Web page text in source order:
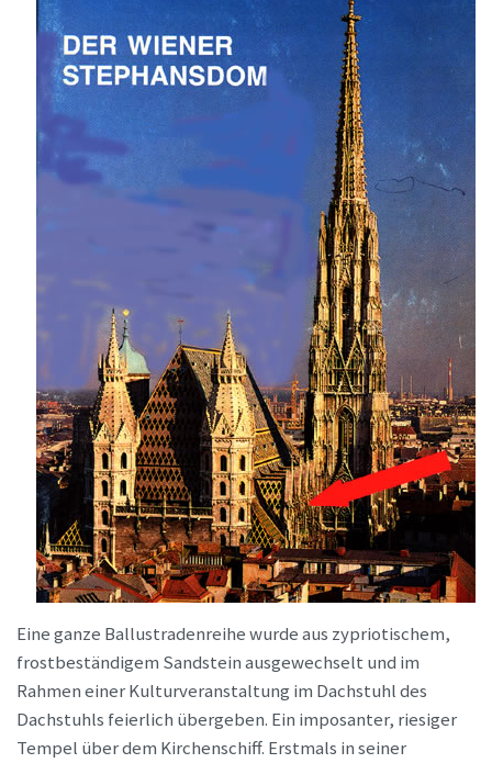
Eine ganze Ballustradenreihe wurde aus zypriotischem,
frostbeständigem Sandstein ausgewechselt und im
Rahmen einer Kulturveranstaltung im Dachstuhl des
Dachstuhls feierlich übergeben. Ein imposanter, riesiger
Tempel über dem Kirchenschiff. Erstmals in seiner